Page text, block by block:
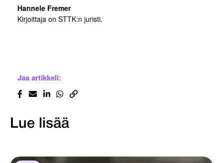
Hannele Fremer
Kirjoittaja on STTK:n juristi.
Jaa artikkeli:
Lue lisää